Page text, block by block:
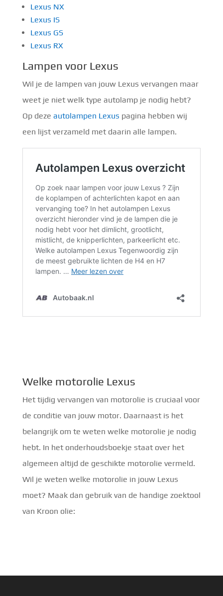
Lexus NX
Lexus IS
Lexus GS
Lexus RX
Lampen voor Lexus
Wil je de lampen van jouw Lexus vervangen maar
weet je niet welk type autolamp je nodig hebt?
Op deze autolampen Lexus pagina hebben wij
een lijst verzameld met daarin alle lampen.
Welke motorolie Lexus
Het tijdig vervangen van motorolie is cruciaal voor
de conditie van jouw motor. Daarnaast is het
belangrijk om te weten welke motorolie je nodig
hebt. In het onderhoudsboekje staat over het
algemeen altijd de geschikte motorolie vermeld.
Wil je weten welke motorolie in jouw Lexus
moet? Maak dan gebruik van de handige zoektool
van Kroon olie: